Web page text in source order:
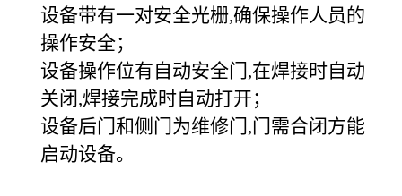
设备带有一对安全光栅,确保操作人员的
操作安全；
设备操作位有自动安全门,在焊接时自动
关闭,焊接完成时自动打开；
设备后门和侧门为维修门,门需合闭方能
启动设备。